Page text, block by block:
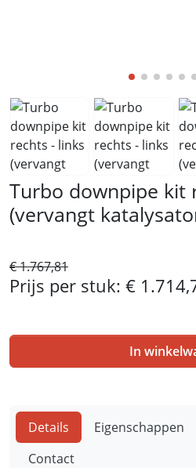
Turbo downpipe kit
(vervangt
€ 1.767,81
Prijs per stuk: €
In
Details Eigenschappen
Contact